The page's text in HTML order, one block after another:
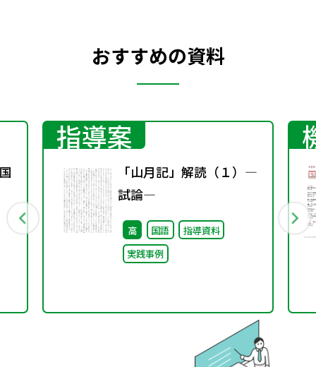
おすすめの資料
指導案
「山月記」解読（１）―
試論―
高 国語
指導資料
実践事例